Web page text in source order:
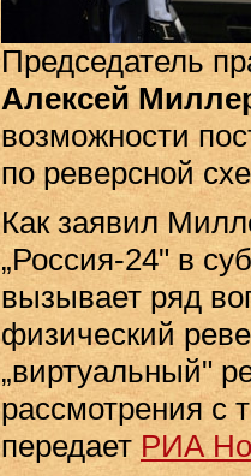
Председатель
Алексей
возможности
по реверсной
Как заявил
„Россия-24" в
вызывает ряд
физический
„виртуальный"
рассмотрения с
передает РИА